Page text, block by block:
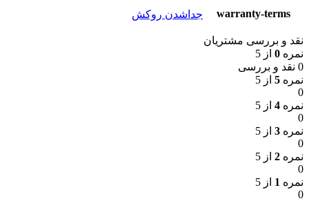
warranty-terms جداشدن روکش
نقد و بررسی مشتریان
نمره 0 از 5
0 نقد و بررسی
نمره 5 از 5
0
نمره 4 از 5
0
نمره 3 از 5
0
نمره 2 از 5
0
نمره 1 از 5
0